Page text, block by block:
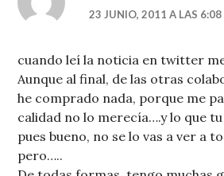
23 JUNIO, 2011 A LAS 6:08
cuando leí la noticia en twitter
Aunque al final, de las otras
he comprado nada, porque me
calidad no lo merecía….y lo que tu
pues bueno, no se lo vas a ver a
pero…..